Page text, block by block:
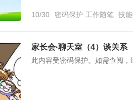
10/30 密码保护 工作随笔 技
家长会·聊天室（4）谈关系
此内容受密码保护。如需查阅，